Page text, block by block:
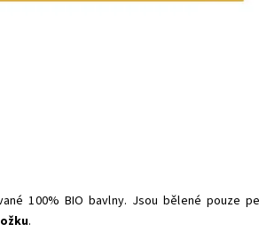
100% BIO bavlny. Jsou bělené pouze
.